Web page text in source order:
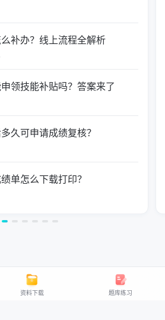
补办？线上流程全解析
领技能补贴吗？答案来了
久可申请成绩复核？
单怎么下载打印？
资料下载 题库练习